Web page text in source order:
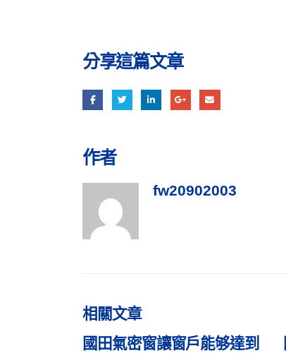
分享這篇文章
作者
fw20902003
相關文章
國田氣密窗讓居家空間能同